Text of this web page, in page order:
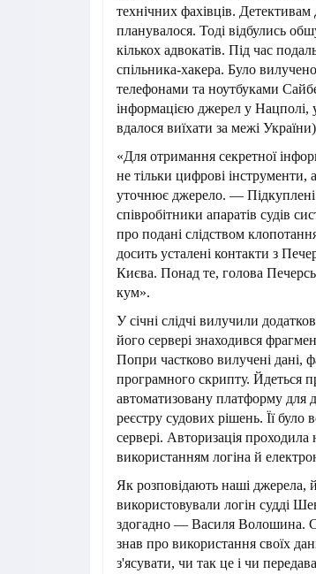
технічних фахівців. Детективам
планувалося. Тоді відбулись
кількох адвокатів. Під час
спільника-хакера. Було
телефонами та ноутбуками
інформацією джерел у Нацполі,
вдалося виїхати за межі
«Для отримання секретної
не тільки цифрові інструменти,
уточнює джерело. — Підкуплені
співробітники апаратів судів
про подані слідством
досить усталені контакти з
Києва. Понад те, голова
кум».
У січні слідчі вилучили
його сервері знаходився
Попри частково вилучені дані,
програмного скрипту. Йдеться
автоматизовану платформу для
реєстру судових рішень. Її було
сервері. Авторизація
використанням логіна й
Як розповідають наші джерела,
використовували логін судді
здогадно — Василя Волошина.
знав про використання своїх
з'ясувати, чи так це і чи